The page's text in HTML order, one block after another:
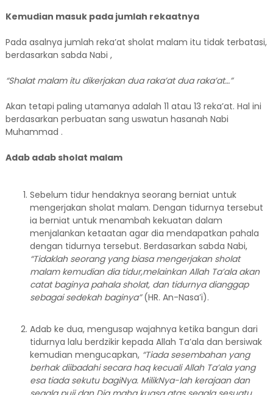
Kemudian masuk pada jumlah rekaatnya
Pada asalnya jumlah reka’at sholat malam itu tidak terbatasi,
berdasarkan sabda Nabi ,
“Shalat malam itu dikerjakan dua raka’at dua raka’at…”
Akan tetapi paling utamanya adalah 11 atau 13 reka’at. Hal ini
berdasarkan perbuatan sang uswatun hasanah Nabi
Muhammad .
Adab adab sholat malam
Sebelum tidur hendaknya seorang berniat untuk
mengerjakan sholat malam. Dengan tidurnya tersebut
ia berniat untuk menambah kekuatan dalam
menjalankan ketaatan agar dia mendapatkan pahala
dengan tidurnya tersebut. Berdasarkan sabda Nabi,
“Tidaklah seorang yang biasa mengerjakan sholat
malam kemudian dia tidur,melainkan Allah Ta’ala akan
catat baginya pahala sholat, dan tidurnya dianggap
sebagai sedekah baginya”(HR. An-Nasa’i).
Adab ke dua, mengusap wajahnya ketika bangun dari
tidurnya lalu berdzikir kepada Allah Ta’ala dan bersiwak
kemudian mengucapkan,“Tiada sesembahan yang
berhak diibadahi secara haq kecuali Allah Ta’ala yang
esa tiada sekutu bagiNya. MilikNya-lah kerajaan dan